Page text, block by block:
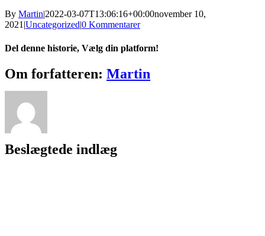
By Martin2022-03-07T13:06:16+00:00november 10,
2021 Uncategorized0 Kommentarer
Del denne historie, Vælg din platform!
Facebook
X
Reddit
LinkedIn
WhatsApp
Tumblr
Pinterest
Vk
Xing
E-
mail
Om forfatteren: Martin
Beslægtede indlæg